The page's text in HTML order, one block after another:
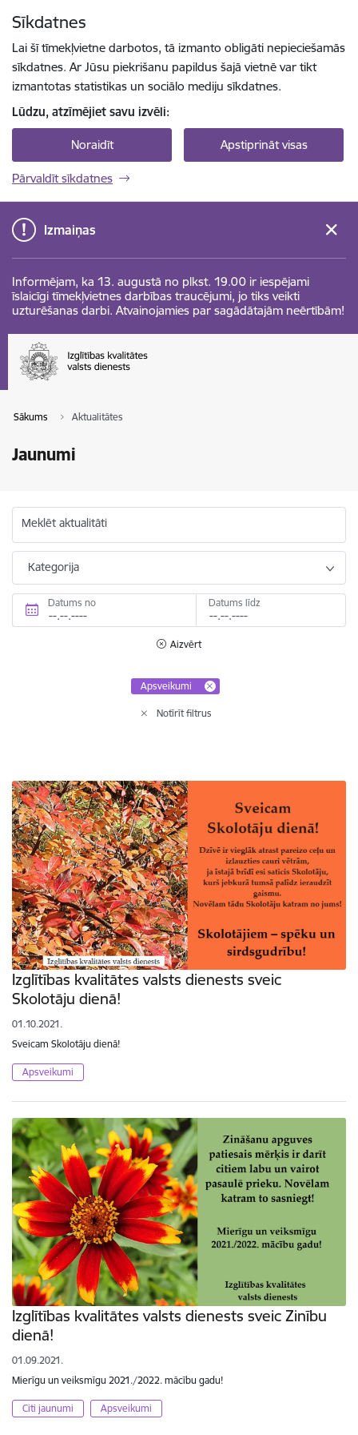
Sīkdatnes
Lai šī tīmekļvietne darbotos, tā izmanto obligāti nepieciešamās
sīkdatnes. Ar Jūsu piekrišanu papildus šajā vietnē var tikt
izmantotas statistikas un sociālo mediju sīkdatnes.
Lūdzu, atzīmējiet savu izvēli:
Noraidīt Apstiprināt visas
Pārvaldīt sīkdatnes
Izmaiņas
Informējam, ka 13. augustā no plkst. 19.00 ir iespējami
īslaicīgi tīmekļvietnes darbības traucējumi, jo tiks veikti
uzturēšanas darbi. Atvainojamies par sagādātajām neērtībām!
Sākums Aktualitātes
Jaunumi
Meklēt aktualitāti
Kategorija
Datums no Datums līdz
Aizvērt
Apsveikumi
Notīrīt filtrus
Izglītības kvalitātes valsts dienests sveic
Skolotāju dienā!
01.10.2021.
Sveicam Skolotāju dienā!
Apsveikumi
Izglītības kvalitātes valsts dienests sveic Zinību
dienā!
01.09.2021.
Mierīgu un veiksmīgu 2021./2022. mācību gadu!
Citi jaunumi Apsveikumi